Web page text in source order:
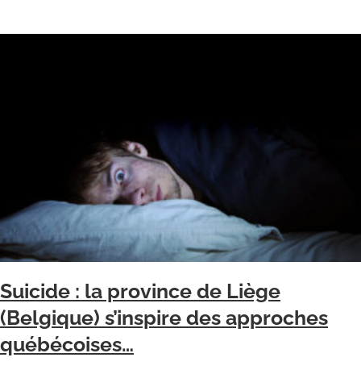
Suicide : la province de Liège
(Belgique) s’inspire des approches
québécoises…